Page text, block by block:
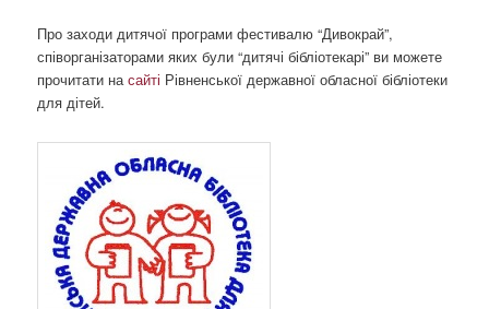
Про заходи дитячої програми фестивалю “Дивокрай”,
співорганізаторами яких були “дитячі бібліотекарі” ви можете
прочитати насайті Рівненської державної обласної бібліотеки
для дітей.